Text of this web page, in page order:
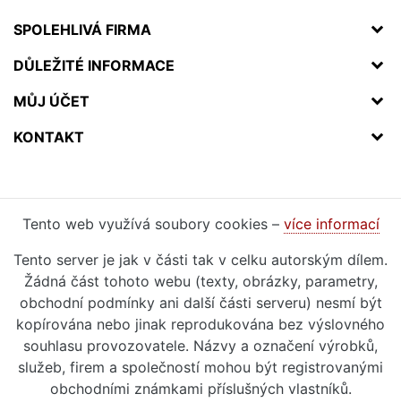
SPOLEHLIVÁ FIRMA
DŮLEŽITÉ INFORMACE
MŮJ ÚČET
KONTAKT
Tento web využívá soubory cookies – více informací
Tento server je jak v části tak v celku autorským dílem.
Žádná část tohoto webu (texty, obrázky, parametry,
obchodní podmínky ani další části serveru) nesmí být
kopírována nebo jinak reprodukována bez výslovného
souhlasu provozovatele. Názvy a označení výrobků,
služeb, firem a společností mohou být registrovanými
obchodními známkami příslušných vlastníků.